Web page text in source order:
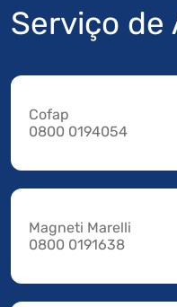
Serviço
Cofap
0800 0194054
Magneti Marelli
0800 0191638